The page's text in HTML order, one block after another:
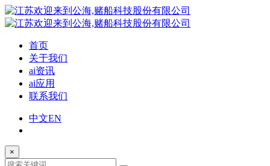
首页
关于我们
ai资讯
ai应用
联系我们
中文EN
×